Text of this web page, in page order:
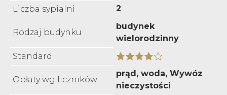
Liczba sypialni
2
Rodzaj budynku
budynek
wielorodzinny
Standard
Opłaty wg liczników
prąd, woda, Wywóz
nieczystości